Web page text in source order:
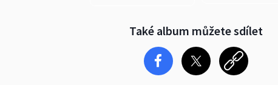
Také album můžete sdílet